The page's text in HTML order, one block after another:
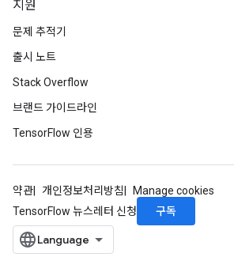
지원
문제 추적기
출시 노트
Stack Overflow
브랜드 가이드라인
TensorFlow 인용
약관 개인정보처리방침
Manage cookies
TensorFlow 뉴스레터 신청
구독